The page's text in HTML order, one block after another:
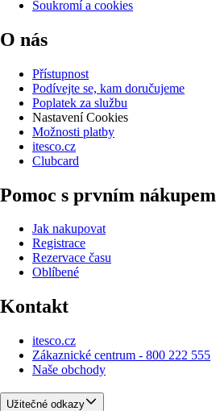
Soukromí a cookies
O nás
Přístupnost
Podívejte se, kam doručujeme
Poplatek za službu
Nastavení Cookies
Možnosti platby
itesco.cz
Clubcard
Pomoc s prvním nákupem
Jak nakupovat
Registrace
Rezervace času
Oblíbené
Kontakt
itesco.cz
Zákaznické centrum - 800 222 555
Naše obchody
Užitečné odkazy